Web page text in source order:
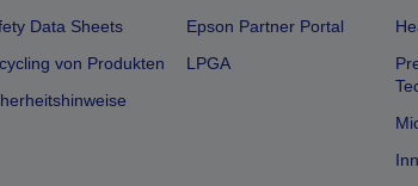
Data Sheets
von Produkten
Epson Partner Portal
LPGA